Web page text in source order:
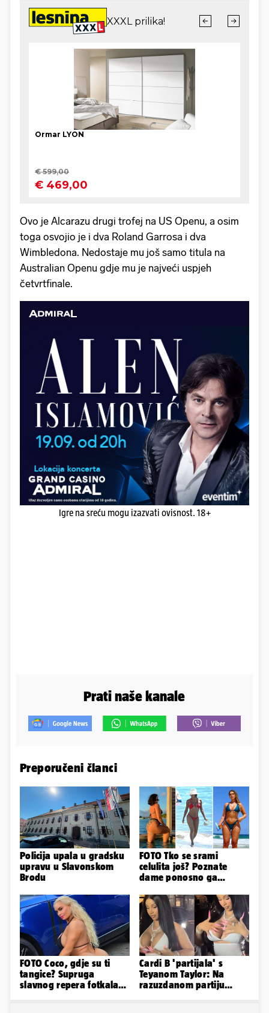
Ovo je Alcarazu drugi trofej na US Openu, a osim
toga osvojio je i dva Roland Garrosa i dva
Wimbledona. Nedostaje mu još samo titula na
Australian Openu gdje mu je najveći uspjeh
četvrtfinale.
Igre na sreću mogu izazvati ovisnost. 18+
Prati naše kanale
Preporučeni članci
Policija upala u gradsku
upravu u Slavonskom
Brodu
FOTO Tko se srami
celulita još? Poznate
dame ponosno ga
obline
FOTO Coco, gdje su ti
tangice? Supruga
slavnog repera fotkala
Cardi B 'partijala' s
Teyanom Taylor: Na
razuzdanom partiju